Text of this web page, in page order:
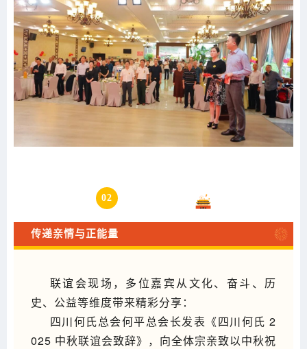
02
传递亲情与正能量
联谊会现场，多位嘉宾从文化、奋斗、历
史、公益等维度带来精彩分享：
四川何氏总会何平总会长发表《四川何氏 2
025 中秋联谊会致辞》，向全体宗亲致以中秋祝